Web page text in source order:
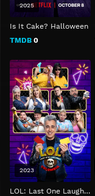
Is It Cake? Halloween
TMDB 0
2025
LOL: Last One Laughing Colombia
2023